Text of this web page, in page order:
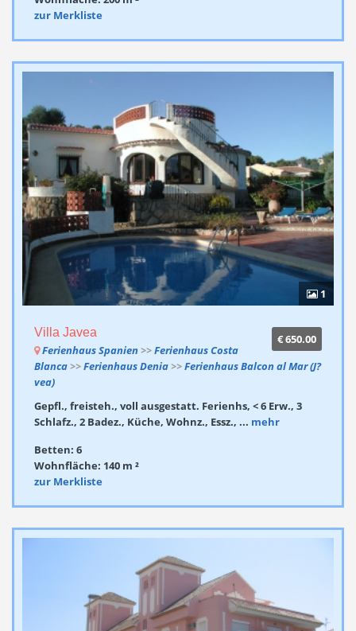
zur Merkliste
1
€ 650.00
Villa Javea
Ferienhaus Spanien >>Ferienhaus Costa
Blanca>>Ferienhaus Denia>>Ferienhaus Balcon al Mar (J?
vea)
Gepfl., freisteh., voll ausgestatt. Ferienhs, < 6 Erw., 3
Schlafz., 2 Badez., Küche, Wohnz., Essz., ... mehr
Betten: 6
Wohnfläche: 140 m ²
zur Merkliste